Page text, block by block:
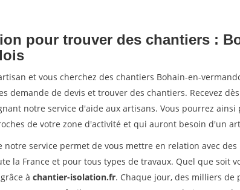
pour trouver des chantiers :
et vous cherchez des chantiers Bohain-en-
demande de devis et trouver des chantiers. Recevez
notre service d'aide aux artisans. Vous pourrez ainsi
de votre zone d'activité et qui auront besoin d'un
notre service permet de vous mettre en relation avec
la France et pour tous types de travaux. Quel que soit
à chantier-isolation.fr. Chaque jour, des milliers